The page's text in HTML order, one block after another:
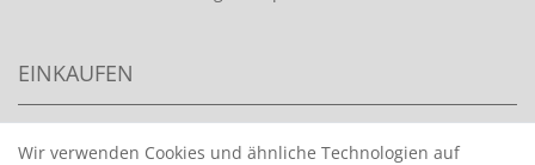
EINKAUFEN
HANDPUMPEN FÜR BENZIN
Wir verwenden Cookies und ähnliche Technologien auf